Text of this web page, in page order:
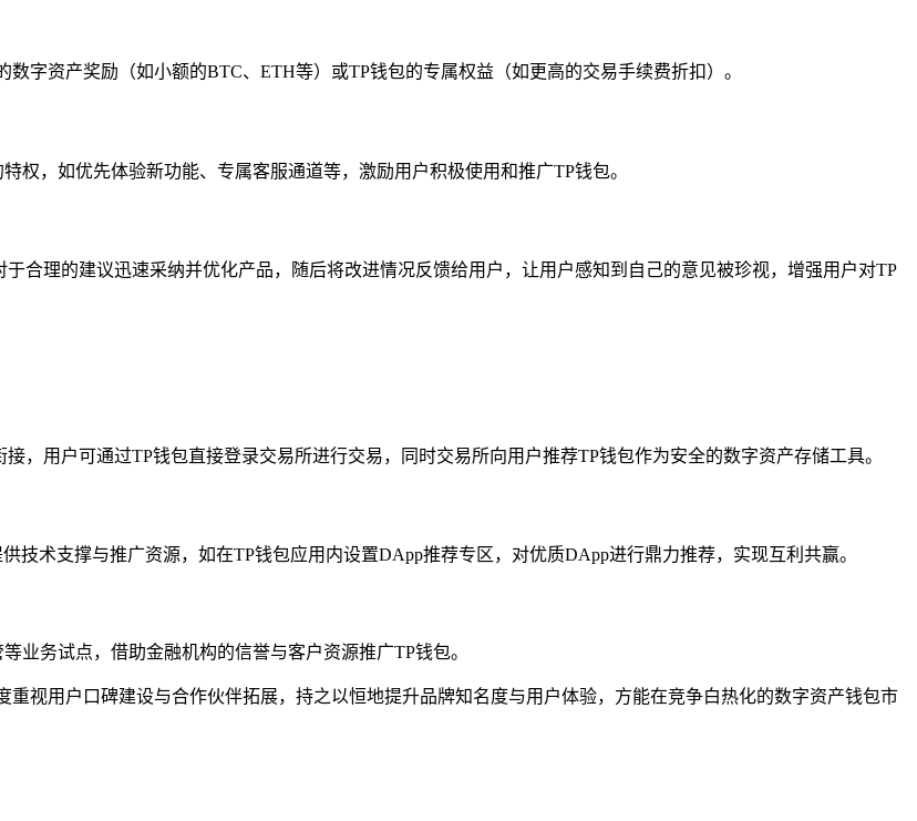
字资产奖励（如小额的BTC、ETH等）或TP钱包的专属权益（如更高的交易手续费折扣）。
，如优先体验新功能、专属客服通道等，激励用户积极使用和推广TP钱包。
合理的建议迅速采纳并优化产品，随后将改进情况反馈给用户，让用户感知到自己的意见被珍视，增强用户对TP
，用户可通过TP钱包直接登录交易所进行交易，同时交易所向用户推荐TP钱包作为安全的数字资产存储工具。
技术支撑与推广资源，如在TP钱包应用内设置DApp推荐专区，对优质DApp进行鼎力推荐，实现互利共赢。
业务试点，借助金融机构的信誉与客户资源推广TP钱包。
视用户口碑建设与合作伙伴拓展，持之以恒地提升品牌知名度与用户体验，方能在竞争白热化的数字资产钱包市